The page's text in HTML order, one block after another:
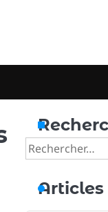
Rechercher :
Articles